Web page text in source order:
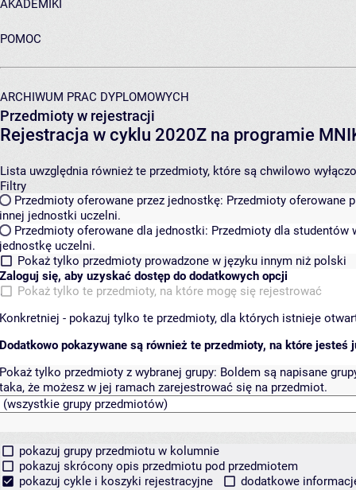
AKADEMIKI
POMOC
ARCHIWUM PRAC DYPLOMOWYCH
Przedmioty w rejestracji
Rejestracja w cyklu 2020Z na programie
Lista uwzględnia również te przedmioty, które są chwilowo
Filtry
Przedmioty oferowane przez jednostkę: Przedmioty oferowane
innej jednostki uczelni.
Przedmioty oferowane dla jednostki: Przedmioty dla studentów
jednostkę uczelni.
Pokaż tylko przedmioty prowadzone w języku innym niż polski
Zaloguj się, aby uzyskać dostęp do dodatkowych opcji
Pokaż tylko te przedmioty, na które mogę się rejestrować
Konkretniej - pokazuj tylko te przedmioty, dla których istnieje
Dodatkowo pokazywane są również te przedmioty, na które jesteś
Pokaż tylko przedmioty z wybranej grupy: Boldem są napisane
taka, że możesz w jej ramach zarejestrować się na przedmiot.
pokazuj grupy przedmiotu w kolumnie
pokazuj skrócony opis przedmiotu pod przedmiotem
pokazuj cykle i koszyki rejestracyjne
dodatkowe